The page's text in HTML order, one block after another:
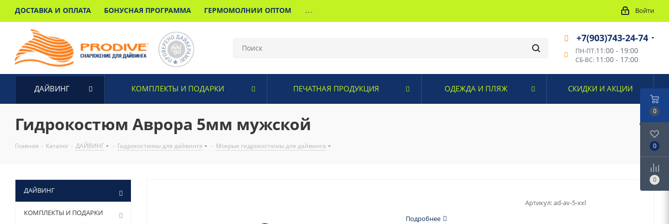
ДОСТАВКА И ОПЛАТА БОНУСНАЯ ПРОГРАММА ГЕРМОМОЛНИИ ОПТОМ ... Войти
+7(903)743-24-74
ПН-ПТ:11:00 - 19:00
СБ-ВС: 11:00 - 17:00
ДАЙВИНГ КОМПЛЕКТЫ И ПОДАРКИ ПЕЧАТНАЯ ПРОДУКЦИЯ ОДЕЖДА И ПЛЯЖ СКИДКИ И АКЦИИ
Гидрокостюм Аврора 5мм мужской
Главная - Каталог - ДАЙВИНГ - Гидрокостюмы для дайвинга - Мокрые гидрокостюмы для дайвинга
Артикул:ad-av-5-xxl
Подробнее
ДАЙВИНГ
КОМПЛЕКТЫ И ПОДАРКИ
0
0
0